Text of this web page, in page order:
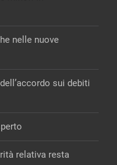
nelle nuove
sui debiti
relativa resta